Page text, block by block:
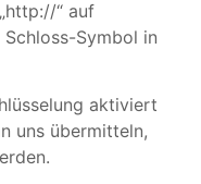
“ auf
Symbol in
aktiviert
uns übermitteln,